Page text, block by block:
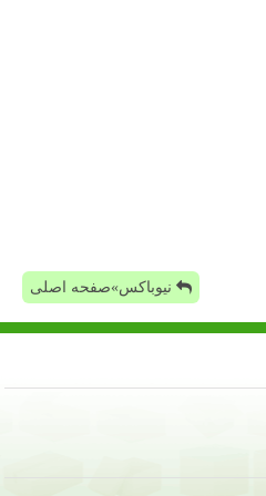
نیوباکس»صفحه اصلی